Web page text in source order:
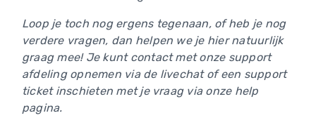
Loop je toch nog ergens tegenaan, of heb je nog
verdere vragen, dan helpen we je hier natuurlijk
graag mee! Je kunt contact met onze support
afdeling opnemen via de livechat of een support
ticket inschieten met je vraag via onze help
pagina.